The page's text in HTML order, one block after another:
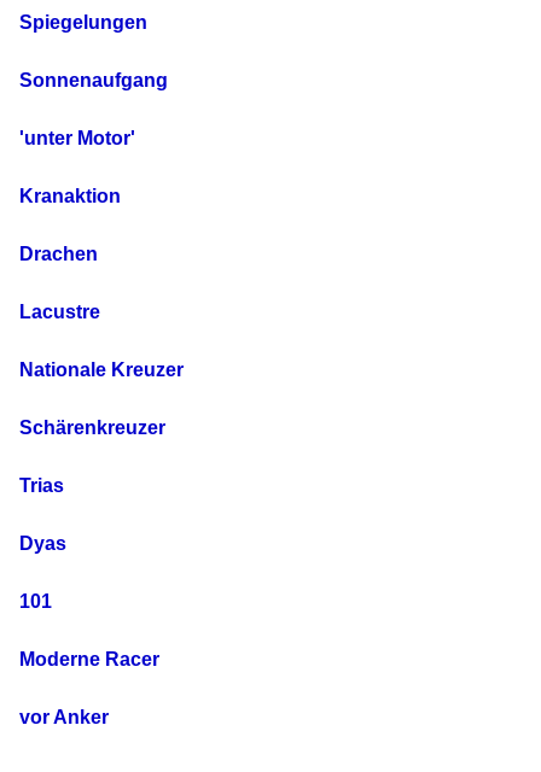
Spiegelungen
Sonnenaufgang
'unter Motor'
Kranaktion
Drachen
Lacustre
Nationale Kreuzer
Schärenkreuzer
Trias
Dyas
101
Moderne Racer
vor Anker